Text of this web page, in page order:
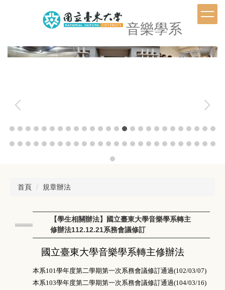
內
容
音樂學系
首頁 規章辦法
【學生相關辦法】國立臺東大學音樂學系轉主
修辦法112.12.21系務會議修訂
國立臺東大學音樂學系轉主修辦法
本系101 學年度第二學期第一次系務會議修訂通過(102/03/07)
本系103學年度第二學期第一次系務會議修訂通過(104/03/16)